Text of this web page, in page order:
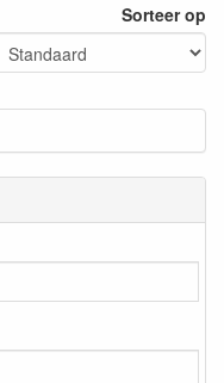
Sorteer op